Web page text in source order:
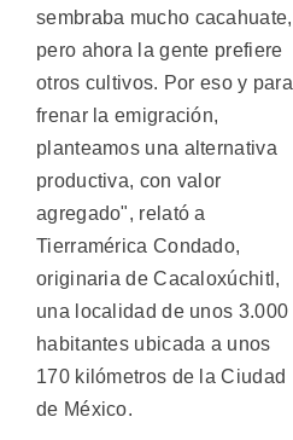
sembraba mucho cacahuate,
pero ahora la gente prefiere
otros cultivos. Por eso y para
frenar la emigración,
planteamos una alternativa
productiva, con valor
agregado", relató a
Tierramérica Condado,
originaria de Cacaloxúchitl,
una localidad de unos 3.000
habitantes ubicada a unos
170 kilómetros de la Ciudad
de México.